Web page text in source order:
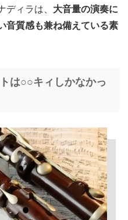
ィラは、 大音量の演奏に
音質感も兼ね備えている素
は○○キィしかなかっ